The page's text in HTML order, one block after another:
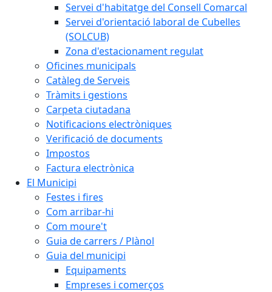
Servei d'habitatge del Consell Comarcal
Servei d'orientació laboral de Cubelles
(SOLCUB)
Zona d'estacionament regulat
Oficines municipals
Catàleg de Serveis
Tràmits i gestions
Carpeta ciutadana
Notificacions electròniques
Verificació de documents
Impostos
Factura electrònica
El Municipi
Festes i fires
Com arribar-hi
Com moure't
Guia de carrers / Plànol
Guia del municipi
Equipaments
Empreses i comerços